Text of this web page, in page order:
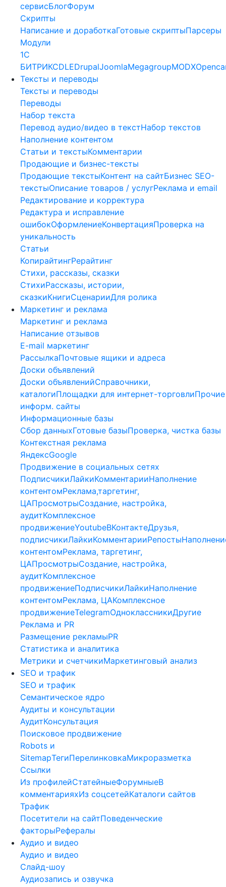
сервисБлогФорум
Скрипты
Написание и доработкаГотовые скриптыПарсеры
Модули
1C
БИТРИКСDLEDrupalJoomlaMegagroupMODX
Тексты и переводы
Тексты и переводы
Переводы
Набор текста
Перевод аудио/видео в текстНабор текстов
Наполнение контентом
Статьи и текстыКомментарии
Продающие и бизнес-тексты
Продающие текстыКонтент на сайтБизнес SEO-
текстыОписание товаров / услугРеклама и email
Редактирование и корректура
Редактура и исправление
ошибокОформлениеКонвертацияПроверка на
уникальность
Статьи
КопирайтингРерайтинг
Стихи, рассказы, сказки
СтихиРассказы, истории,
сказкиКнигиСценарииДля ролика
Маркетинг и реклама
Маркетинг и реклама
Написание отзывов
E-mail маркетинг
РассылкаПочтовые ящики и адреса
Доски объявлений
Доски объявленийСправочники,
каталогиПлощадки для интернет-торговлиПрочие
информ. сайты
Информационные базы
Сбор данныхГотовые базыПроверка, чистка базы
Контекстная реклама
ЯндексGoogle
Продвижение в социальных сетях
ПодписчикиЛайкиКомментарииНаполнение
контентомРеклама,таргетинг,
ЦАПросмотрыСоздание, настройка,
аудитКомплексное
продвижениеYoutubeВКонтактеДрузья,
подписчикиЛайкиКомментарииРепосты
контентомРеклама, таргетинг,
ЦАПросмотрыСоздание, настройка,
аудитКомплексное
продвижениеПодписчикиЛайкиНаполнение
контентомРеклама, ЦАКомплексное
продвижениеTelegramОдноклассникиДругие
Реклама и PR
Размещение рекламыPR
Статистика и аналитика
Метрики и счетчикиМаркетинговый анализ
SEO и трафик
SEO и трафик
Семантическое ядро
Аудиты и консультации
АудитКонсультация
Поисковое продвижение
Robots и
SitemapТегиПерелинковкаМикроразметка
Ссылки
Из профилейСтатейныеФорумныеВ
комментарияхИз соцсетейКаталоги сайтов
Трафик
Посетители на сайтПоведенческие
факторыРефералы
Аудио и видео
Аудио и видео
Слайд-шоу
Аудиозапись и озвучка